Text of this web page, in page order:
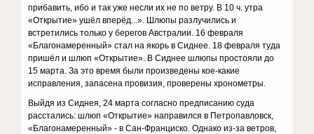
прибавить, ибо и так уже несли их не по ветру. В 10 ч. утра
«Открытие» ушёл вперёд...». Шлюпы разлучились и
встретились только у берегов Австралии. 16 февраля
«Благонамеренный» стал на якорь в Сиднее. 18 февраля туда
пришёл и шлюп «Открытие». В Сиднее шлюпы простояли до
15 марта. За это время были произведены кое-какие
исправления, запасена провизия, проверены хронометры.
Выйдя из Сиднея, 24 марта согласно предписанию суда
расстались: шлюп «Открытие» направился в Петропавловск,
«Благонамеренный» - в Сан-Франциско. Однако из-за ветров,